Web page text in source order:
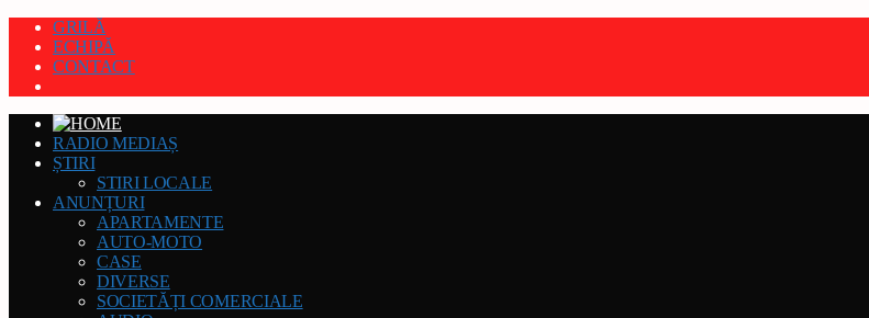
GRILĂ
ECHIPĂ
CONTACT
RADIO MEDIAȘ
ȘTIRI
STIRI LOCALE
ANUNȚURI
APARTAMENTE
AUTO-MOTO
CASE
DIVERSE
SOCIETĂȚI COMERCIALE